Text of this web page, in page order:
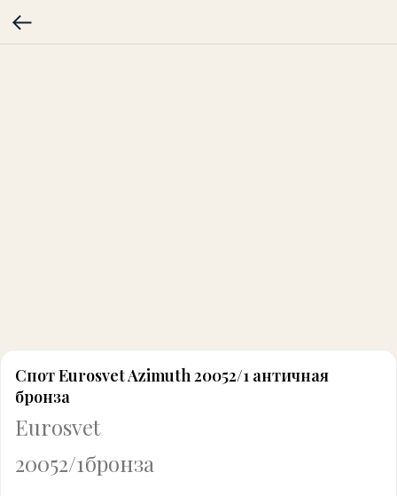
Спот Eurosvet Azimuth 20052/1 античная
бронза
Eurosvet
20052/1бронза